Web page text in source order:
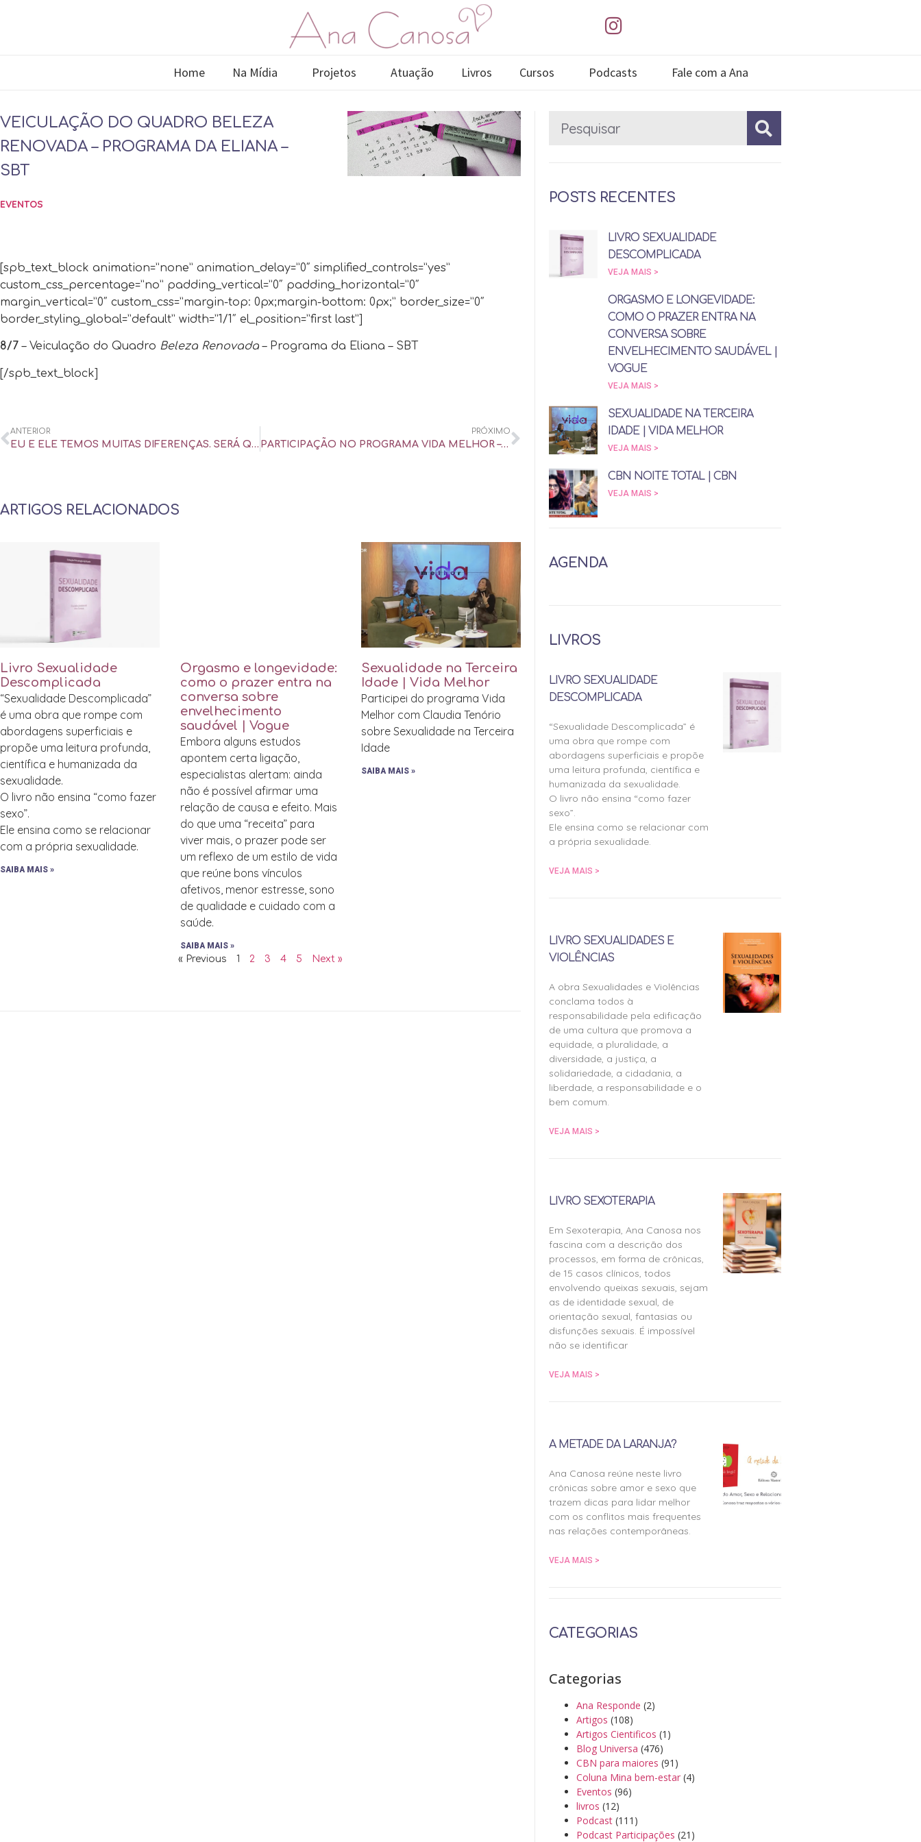
Home Na Mídia Projetos Atuação Livros Cursos Podcasts Fale com a Ana
VEICULAÇÃO DO QUADRO BELEZA
RENOVADA – PROGRAMA DA ELIANA –
SBT
EVENTOS
[spb_text_block animation=”none” animation_delay=”0″ simplified_controls=”yes”
custom_css_percentage=”no” padding_vertical=”0″ padding_horizontal=”0″
margin_vertical=”0″ custom_css=”margin-top: 0px;margin-bottom: 0px;” border_size=”0″
border_styling_global=”default” width=”1/1″ el_position=”first last”]
8/7 – Veiculação do Quadro Beleza Renovada – Programa da Eliana – SBT
[/spb_text_block]
ANTERIOR
EU E ELE TEMOS MUITAS DIFERENÇAS. SERÁ QUE DÁ CERTO? – DAQUIDALI
PRÓXIMO
PARTICIPAÇÃO NO PROGRAMA VIDA MELHOR – REDE VIDA DE TELEVISÃO
ARTIGOS RELACIONADOS
Livro Sexualidade
Descomplicada
“Sexualidade Descomplicada”
é uma obra que rompe com
abordagens superficiais e
propõe uma leitura profunda,
científica e humanizada da
sexualidade.
O livro não ensina “como fazer
sexo”.
Ele ensina como se relacionar
com a própria sexualidade.
SAIBA MAIS »
Orgasmo e longevidade:
como o prazer entra na
conversa sobre
envelhecimento
saudável | Vogue
Embora alguns estudos
apontem certa ligação,
especialistas alertam: ainda
não é possível afirmar uma
relação de causa e efeito. Mais
do que uma “receita” para
viver mais, o prazer pode ser
um reflexo de um estilo de vida
que reúne bons vínculos
afetivos, menor estresse, sono
de qualidade e cuidado com a
saúde.
SAIBA MAIS »
Sexualidade na Terceira
Idade | Vida Melhor
Participei do programa Vida
Melhor com Claudia Tenório
sobre Sexualidade na Terceira
Idade
SAIBA MAIS »
« Previous 1 2 3 4 5 Next »
POSTS RECENTES
LIVRO SEXUALIDADE
DESCOMPLICADA
VEJA MAIS >
ORGASMO E LONGEVIDADE:
COMO O PRAZER ENTRA NA
CONVERSA SOBRE
ENVELHECIMENTO SAUDÁVEL |
VOGUE
VEJA MAIS >
SEXUALIDADE NA TERCEIRA
IDADE | VIDA MELHOR
VEJA MAIS >
CBN NOITE TOTAL | CBN
VEJA MAIS >
AGENDA
LIVROS
LIVRO SEXUALIDADE
DESCOMPLICADA
“Sexualidade Descomplicada” é
uma obra que rompe com
abordagens superficiais e propõe
uma leitura profunda, científica e
humanizada da sexualidade.
O livro não ensina “como fazer
sexo”.
Ele ensina como se relacionar com
a própria sexualidade.
VEJA MAIS >
LIVRO SEXUALIDADES E
VIOLÊNCIAS
A obra Sexualidades e Violências
conclama todos à
responsabilidade pela edificação
de uma cultura que promova a
equidade, a pluralidade, a
diversidade, a justiça, a
solidariedade, a cidadania, a
liberdade, a responsabilidade e o
bem comum.
VEJA MAIS >
LIVRO SEXOTERAPIA
Em Sexoterapia, Ana Canosa nos
fascina com a descrição dos
processos, em forma de crônicas,
de 15 casos clínicos, todos
envolvendo queixas sexuais, sejam
as de identidade sexual, de
orientação sexual, fantasias ou
disfunções sexuais. É impossível
não se identificar
VEJA MAIS >
A METADE DA LARANJA?
Ana Canosa reúne neste livro
crônicas sobre amor e sexo que
trazem dicas para lidar melhor
com os conflitos mais frequentes
nas relações contemporâneas.
VEJA MAIS >
CATEGORIAS
Categorias
Ana Responde (2)
Artigos (108)
Artigos Cientificos (1)
Blog Universa (476)
CBN para maiores (91)
Coluna Mina bem-estar(4)
Eventos (96)
livros (12)
Podcast(111)
Podcast Participações (21)